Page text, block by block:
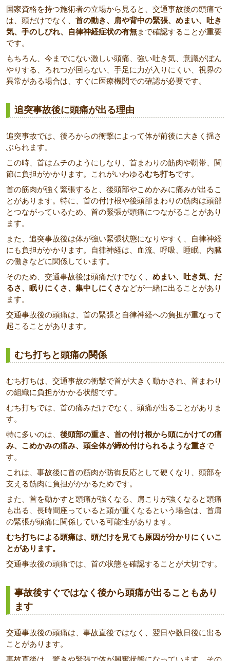
国家資格を持つ施術者の立場から見ると、交通事故後の頭痛で
は、頭だけでなく、 首の動き、肩や背中の緊張、めまい、吐き
気、手のしびれ、自律神経症状の有無まで確認することが重要
です。
もちろん、今までにない激しい頭痛、強い吐き気、意識がぼん
やりする、ろれつが回らない、手足に力が入りにくい、視界の
異常がある場合は、すぐに医療機関での確認が必要です。
追突事故後に頭痛が出る理由
追突事故では、後ろからの衝撃によって体が前後に大きく揺さ
ぶられます。
この時、首はムチのようにしなり、首まわりの筋肉や靭帯、関
節に負担がかかります。これがいわゆるむち打ちです。
首の筋肉が強く緊張すると、後頭部やこめかみに痛みが出るこ
とがあります。特に、首の付け根や後頭部まわりの筋肉は頭部
とつながっているため、首の緊張が頭痛につながることがあり
ます。
また、追突事故後は体が強い緊張状態になりやすく、自律神経
にも負担がかかります。自律神経は、血流、呼吸、睡眠、内臓
の働きなどに関係しています。
そのため、交通事故後は頭痛だけでなく、 めまい、吐き気、だ
るさ、眠りにくさ、集中しにくさなどが一緒に出ることがあり
ます。
交通事故後の頭痛は、首の緊張と自律神経への負担が重なって
起こることがあります。
むち打ちと頭痛の関係
むち打ちは、交通事故の衝撃で首が大きく動かされ、首まわり
の組織に負担がかかる状態です。
むち打ちでは、首の痛みだけでなく、頭痛が出ることがありま
す。
特に多いのは、 後頭部の重さ、首の付け根から頭にかけての痛
み、こめかみの痛み、頭全体が締め付けられるような重さで
す。
これは、事故後に首の筋肉が防御反応として硬くなり、頭部を
支える筋肉に負担がかかるためです。
また、首を動かすと頭痛が強くなる、肩こりが強くなると頭痛
も出る、長時間座っていると頭が重くなるという場合は、首肩
の緊張が頭痛に関係している可能性があります。
むち打ちによる頭痛は、頭だけを見ても原因が分かりにくいこ
とがあります。
交通事故後の頭痛では、首の状態を確認することが大切です。
事故後すぐではなく後から頭痛が出ることもあり
ます
交通事故後の頭痛は、事故直後ではなく、翌日や数日後に出る
ことがあります。
事故直後は、驚きや緊張で体が興奮状態になっています。その